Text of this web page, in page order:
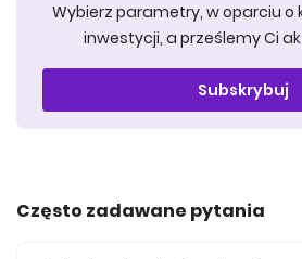
Wybierz parametry, w oparciu o
inwestycji, a prześlemy Ci
Subskrybuj
Często zadawane pytania